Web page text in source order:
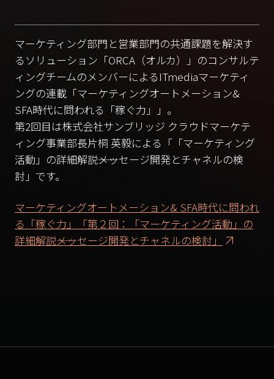
マーケティング部門と営業部門の共通課題を解決す
るソリューション「ORCA（オルカ）」のコンサルテ
ィングチームのメンバーによるITmediaマーケティ
ングの連載「マーケティングオートメーション&
SFA時代に問われる「稼ぐ力」」。
第2回目は株式会社サンブリッジ クラウドマーケテ
ィング事業部長片桐 英毅による「「マーケティング
活動」の詳細解説――メッセージ開発とチャネルの検
討」です。
マーケティングオートメーション& SFA時代に問われ
る「稼ぐ力」「第２回：「マーケティング活動」の
詳細解説――メッセージ開発とチャネルの検討」